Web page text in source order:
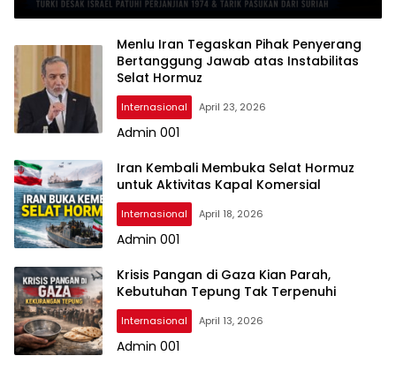
Menlu Iran Tegaskan Pihak Penyerang
Bertanggung Jawab atas Instabilitas
Selat Hormuz
Internasional April 23, 2026
Admin 001
Iran Kembali Membuka Selat Hormuz
untuk Aktivitas Kapal Komersial
Internasional April 18, 2026
Admin 001
Krisis Pangan di Gaza Kian Parah,
Kebutuhan Tepung Tak Terpenuhi
Internasional April 13, 2026
Admin 001